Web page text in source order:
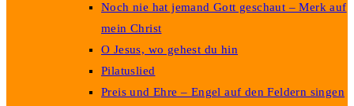
Noch nie hat jemand Gott geschaut – Merk auf
mein Christ
O Jesus, wo gehest du hin
Pilatuslied
Preis und Ehre – Engel auf den Feldern singen